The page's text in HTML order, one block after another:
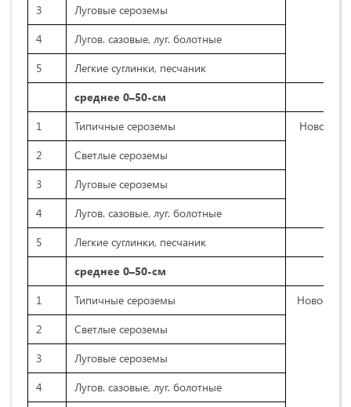
3
Луговые сероземы
4
Лугов. сазовые, луг. болотные
5
Легкие суглинки, песчаник
среднее 0–50-см
1
Типичные сероземы
2
Светлые сероземы
3
Луговые сероземы
4
Лугов. сазовые, луг. болотные
5
Легкие суглинки, песчаник
среднее 0–50-см
1
Типичные сероземы
2
Светлые сероземы
3
Луговые сероземы
4
Лугов. сазовые, луг. болотные